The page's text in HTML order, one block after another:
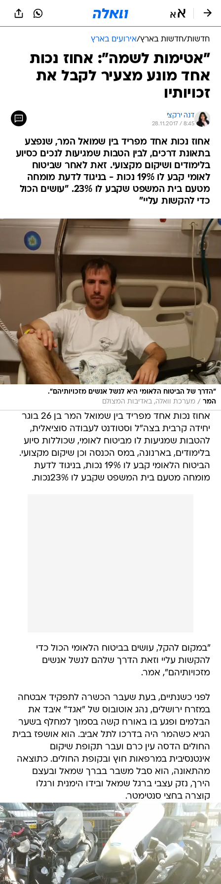
חדשות/חדשות בארץ/אירועים בארץ
"אטימות לשמה": אחוז נכות
אחד מונע מצעיר לקבל את
זכויותיו
דנה ירקצי
28.11.2017 / 8:45
אחוז נכות אחד מפריד בין שמואל המר, שנפצע
בתאונת דרכים, לבין הטבות שמגיעות לנכים כסיוע
בלימודים ושיקום מקצועי. זאת לאחר שביטוח
לאומי קבע לו 19% נכות - בניגוד לדעת מומחה
מטעם בית המשפט שקבע לו 23%. "עושים הכול
כדי להקשות עליי"
"הדרך של הביטוח הלאומי היא לנשל אנשים מזכויותיהם".
המר / מערכת וואלה, באדיבות המצולם
אחוז נכות אחד מפריד בין שמואל המר בן 26 בוגר
יחידה קרבית בצה"ל וסטודנט לעבודה סוציאלית,
להטבות שמגיעות לו מביטוח לאומי, שכוללות סיוע
בלימודים, בארנונה, במס הכנסה וכן שיקום מקצועי.
הביטוח הלאומי קבע לו 19% נכות, בניגוד לדעת
מומחה מטעם בית המשפט שקבע לו 23%נכות.
"במקום להקל, עושים בביטוח הלאומי הכול כדי
להקשות עליי וזאת הדרך שלהם לנשל אנשים
מזכויותיהם", אמר.
לפני כשנתיים, בעת שעבר הכשרה לתפקיד אבטחה
במזרח ירושלים, נהג אוטובוס של "אגד" איבד את
הבלמים ופגע בו באורח קשה בסמוך למחלף בשער
הגיא כשהמר היה בדרכו לתל אביב. הוא אושפז בבית
החולים הדסה עין כרם ועבר תקופת שיקום
אינטנסיבית במרפאות חוץ ובקופת החולים. כתוצאה
מהתאונה, הוא סבל משבר בברך שמאל ובעצם
הירך, נזק עצבי ברגל שמאל ובידו הימנית ורגלו
קוצרה בחצי סנטימטר.